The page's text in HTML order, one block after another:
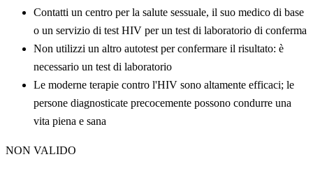
Contatti un centro per la salute sessuale, il suo medico di base
o un servizio di test HIV per un test di laboratorio di conferma
Non utilizzi un altro autotest per confermare il risultato: è
necessario un test di laboratorio
Le moderne terapie contro l'HIV sono altamente efficaci; le
persone diagnosticate precocemente possono condurre una
vita piena e sana
NON VALIDO